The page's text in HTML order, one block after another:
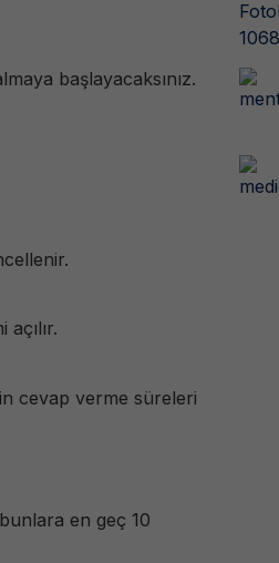
başlayacaksınız.
cevap verme süreleri
en geç 10